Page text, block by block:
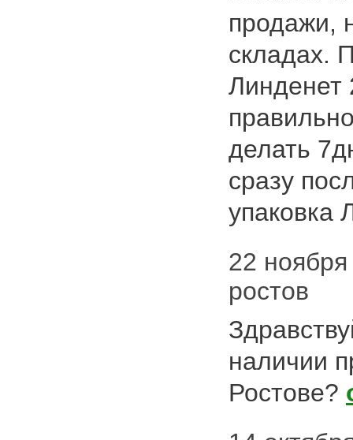
продажи,
складах.
Линденет
делать
сразу
упаковка
22
ростов
наличии
Ростове?